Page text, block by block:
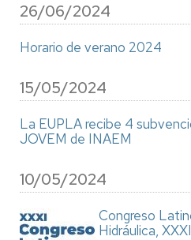
26/06/2024
Horario de verano 2024
15/05/2024
La EUPLA recibe 4
JOVEM de INAEM
10/05/2024
Congreso
Hidráulica,